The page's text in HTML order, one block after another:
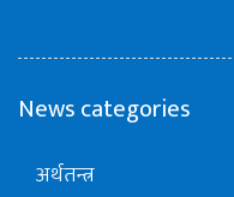
News categories
अर्थतन्त्र